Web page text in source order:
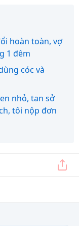
hoàn toàn, vợ
1 đêm
cóc và
nhỏ, tan sở
tôi nộp đơn